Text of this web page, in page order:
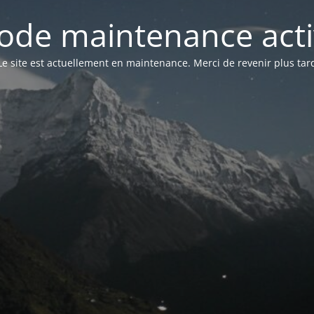
maintenance
site est actuellement en maintenance. Merci de revenir plus